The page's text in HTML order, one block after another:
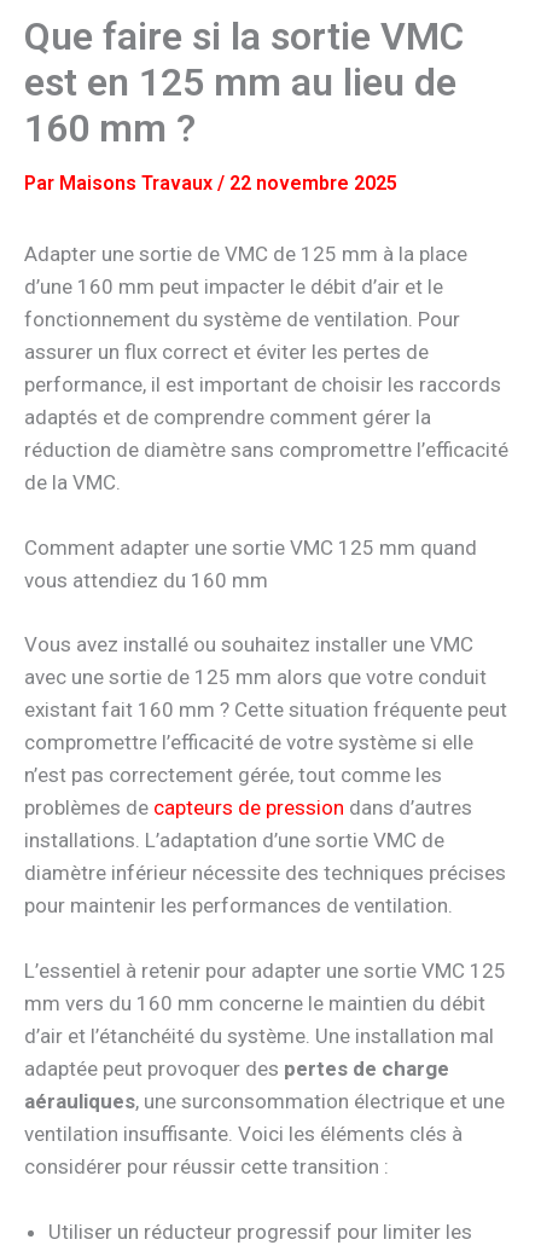
Que faire si la sortie VMC
est en 125 mm au lieu de
160 mm ?
Par Maisons Travaux / 22 novembre 2025
Adapter une sortie de VMC de 125 mm à la place
d’une 160 mm peut impacter le débit d’air et le
fonctionnement du système de ventilation. Pour
assurer un flux correct et éviter les pertes de
performance, il est important de choisir les raccords
adaptés et de comprendre comment gérer la
réduction de diamètre sans compromettre l’efficacité
de la VMC.
Comment adapter une sortie VMC 125 mm quand
vous attendiez du 160 mm
Vous avez installé ou souhaitez installer une VMC
avec une sortie de 125 mm alors que votre conduit
existant fait 160 mm ? Cette situation fréquente peut
compromettre l’efficacité de votre système si elle
n’est pas correctement gérée, tout comme les
problèmes de capteurs de pression dans d’autres
installations. L’adaptation d’une sortie VMC de
diamètre inférieur nécessite des techniques précises
pour maintenir les performances de ventilation.
L’essentiel à retenir pour adapter une sortie VMC 125
mm vers du 160 mm concerne le maintien du débit
d’air et l’étanchéité du système. Une installation mal
adaptée peut provoquer des pertes de charge
aérauliques, une surconsommation électrique et une
ventilation insuffisante. Voici les éléments clés à
considérer pour réussir cette transition :
Utiliser un réducteur progressif pour limiter les